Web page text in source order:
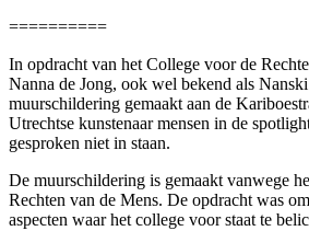
==========
In opdracht van het College voor de
Nanna de Jong, ook wel bekend als
muurschildering gemaakt aan de
Utrechtse kunstenaar mensen in de
gesproken niet in staan.
De muurschildering is gemaakt vanwege
Rechten van de Mens. De opdracht was
aspecten waar het college voor staat te